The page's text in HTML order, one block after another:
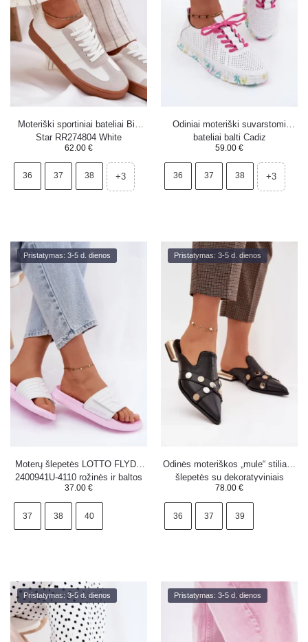
Moteriški sportiniai bateliai Big
Star RR274804 White
62.00 €
36 37 38 +3
Odiniai moteriški suvarstomi
bateliai balti Cadiz
59.00 €
36 37 38 +3
Pristatymas: 3-5 d. dienos
Moterų šlepetės LOTTO FLYDE
2400941U-4110 rožinės ir baltos
spalvos
37.00 €
37 38 40
Pristatymas: 3-5 d. dienos
Odinės moteriškos „mule“ stiliaus
šlepetės su dekoratyviniais
dirželiais S.Barski juodos
78.00 €
36 37 39
Pristatymas: 3-5 d. dienos Pristatymas: 3-5 d. dienos